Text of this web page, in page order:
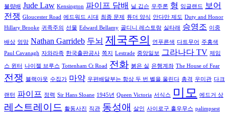
불량배 Jude Law Kensington 파이프 담배 닐 깁슨 우주론 형 잉글랜드
보어
전쟁 Gloucester Road 에드워드 시대 최종 문제 튜더 양식 안다만 제도 Duty and Honor
Hillary Brooke 귀족주의 선물 Edward Bellamy 골디니 레스토랑 실타래 승영조 이중
배상 엉망 Nathan Garrideb 두뇌 제국주의 연푸른색 다트무어 주홍색
Paul Cavanagh 자와라족 한국출판공사 쪽지 Lestrade 중앙일보 그라나다 TV 제임
스 윈터 나이젤 브루스 Tottenham Ct Road 전화 붉은 실 은행계좌 The House of Fear
전쟁 블랙아웃 수집가 마약 우편배달부는 항상 두 번 벨을 울린다 총격 우미관 다크
랜턴 파이프 정력 Sir Hans Sloane 1945년 Queen Victoria 서식스 미모 에드거 상
레스트레이드 활동사진 직관 동성애 살인 사이로구 홀우무스 palimpsest